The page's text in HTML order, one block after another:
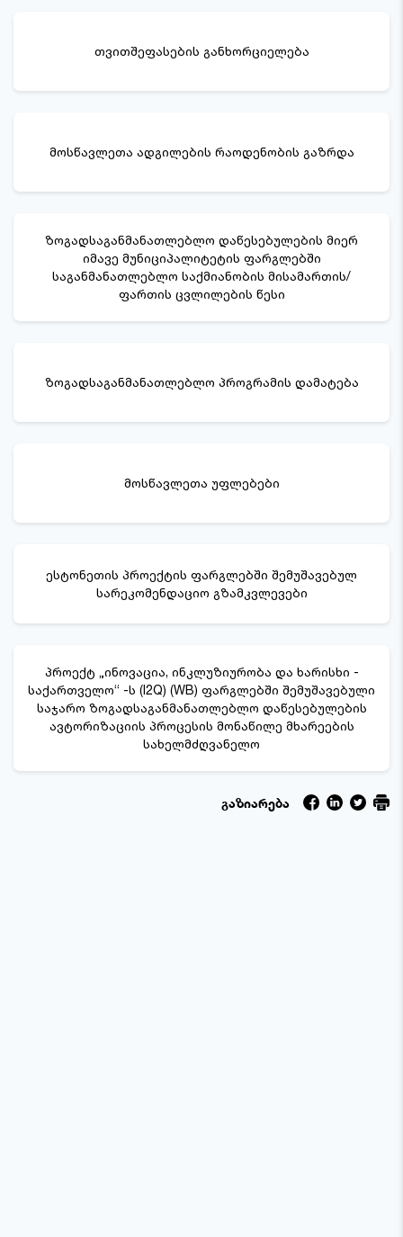
თვითშეფასების განხორციელება
მოსწავლეთა ადგილების რაოდენობის გაზრდა
ზოგადსაგანმანათლებლო დაწესებულების მიერ
იმავე მუნიციპალიტეტის ფარგლებში
საგანმანათლებლო საქმიანობის მისამართის/
ფართის ცვლილების წესი
ზოგადსაგანმანათლებლო პროგრამის დამატება
მოსწავლეთა უფლებები
ესტონეთის პროექტის ფარგლებში შემუშავებულ
სარეკომენდაციო გზამკვლევები
პროექტ „ინოვაცია, ინკლუზიურობა და ხარისხი -
საქართველო“ -ს (I2Q) (WB) ფარგლებში შემუშავებული
საჯარო ზოგადსაგანმანათლებლო დაწესებულების
ავტორიზაციის პროცესის მონაწილე მხარეების
სახელმძღვანელო
გაზიარება